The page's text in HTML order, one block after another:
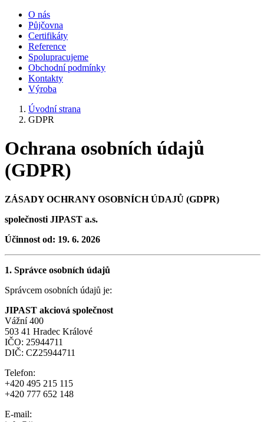
O nás
Půjčovna
Certifikáty
Reference
Spolupracujeme
Obchodní podmínky
Kontakty
Výroba
Úvodní strana
GDPR
Ochrana osobních údajů
(GDPR)
ZÁSADY OCHRANY OSOBNÍCH ÚDAJŮ (GDPR)
společnosti JIPAST a.s.
Účinnost od: 19. 6. 2026
1. Správce osobních údajů
Správcem osobních údajů je:
JIPAST akciová společnost
Vážní 400
503 41 Hradec Králové
IČO: 25944711
DIČ: CZ25944711
Telefon:
+420 495 215 115
+420 777 652 148
E-mail: